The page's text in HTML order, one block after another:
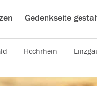
Gedenkseite
Hochrhein